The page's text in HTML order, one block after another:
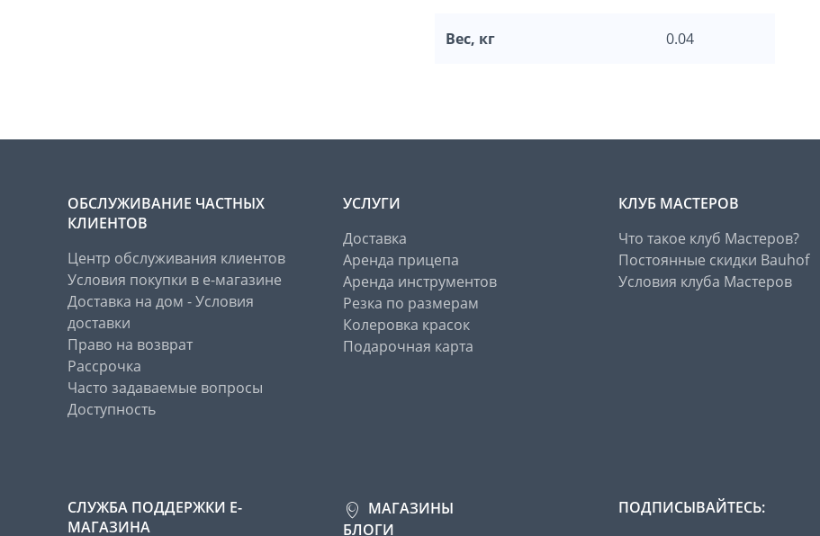
Вес, кг 0.04
ОБСЛУЖИВАНИЕ ЧАСТНЫХ
КЛИЕНТОВ
Центр обслуживания клиентов
Условия покупки в е-магазине
Доставка на дом - Условия
доставки
Право на возврат
Рассрочка
Часто задаваемые вопросы
Доступность
УСЛУГИ
Доставка
Аренда прицепа
Аренда инструментов
Резка по размерам
Колеровка красок
Подарочная карта
КЛУБ МАСТЕРОВ
Что такое клуб Мастеров?
Постоянные скидки Bauhof
Условия клуба Мастеров
СЛУЖБА ПОДДЕРЖКИ Е-
МАГАЗИНА
МАГАЗИНЫ
БЛОГИ
ПОДПИСЫВАЙТЕСЬ: